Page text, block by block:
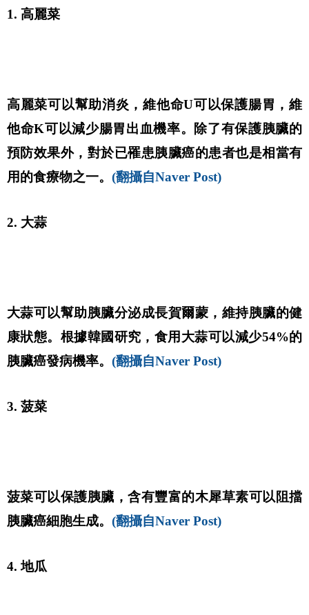
1. 高麗菜
高麗菜可以幫助消炎，維他命U可以保護腸胃，維
他命K可以減少腸胃出血機率。除了有保護胰臟的
預防效果外，對於已罹患胰臟癌的患者也是相當有
用的食療物之一。 (翻攝自Naver Post)
2. 大蒜
大蒜可以幫助胰臟分泌成長賀爾蒙，維持胰臟的健
康狀態。根據韓國研究，食用大蒜可以減少54%的
胰臟癌發病機率。 (翻攝自Naver Post)
3. 菠菜
菠菜可以保護胰臟，含有豐富的木犀草素可以阻擋
胰臟癌細胞生成。 (翻攝自Naver Post)
4. 地瓜